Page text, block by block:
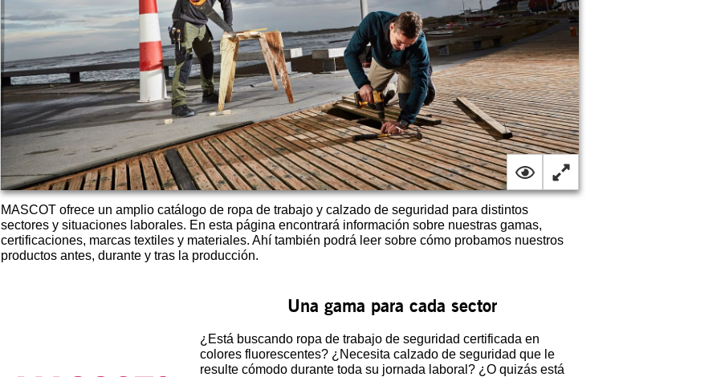
MASCOT ofrece un amplio catálogo de ropa de trabajo y calzado de seguridad para distintos
sectores y situaciones laborales. En esta página encontrará información sobre nuestras gamas,
certificaciones, marcas textiles y materiales. Ahí también podrá leer sobre cómo probamos nuestros
productos antes, durante y tras la producción.
Una gama para cada sector
¿Está buscando ropa de trabajo de seguridad certificada en
colores fluorescentes? ¿Necesita calzado de seguridad que le
resulte cómodo durante toda su jornada laboral? ¿O quizás está